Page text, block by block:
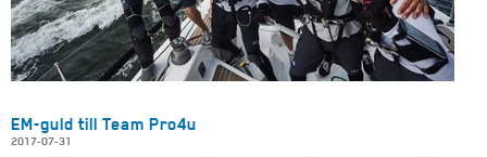
EM-guld till Team Pro4u
2017-07-31